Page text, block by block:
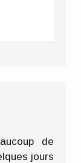
de
jours